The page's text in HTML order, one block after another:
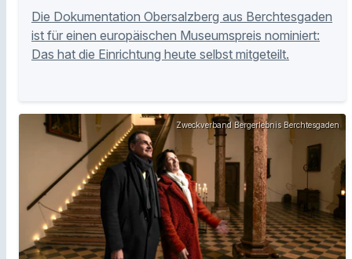
Die Dokumentation Obersalzberg aus Berchtesgaden
ist für einen europäischen Museumspreis nominiert:
Das hat die Einrichtung heute selbst mitgeteilt.
Zweckverband Bergerlebnis Berchtesgaden